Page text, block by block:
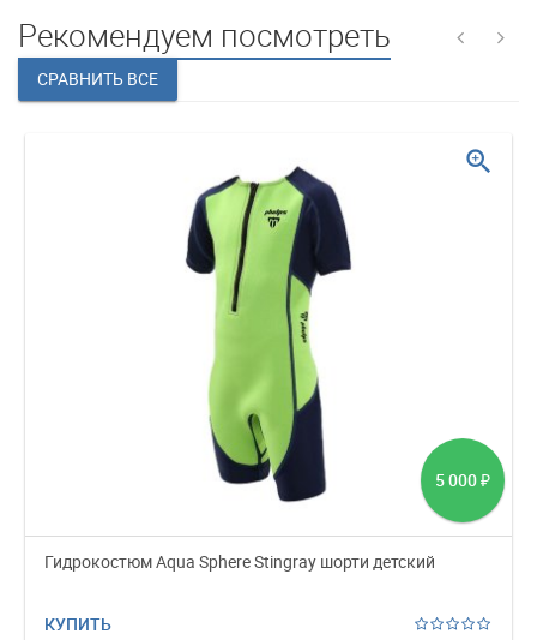
Рекомендуем посмотреть
5 000 ₽
Гидрокостюм Aqua Sphere Stingray шорти детский
КУПИТЬ
zoom_in